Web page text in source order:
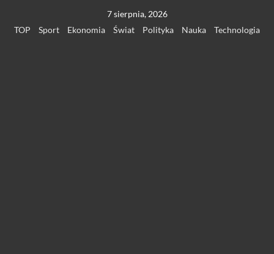
7 sierpnia, 2026
TOP
Sport Ekonomia Świat Polityka Nauka Technologia